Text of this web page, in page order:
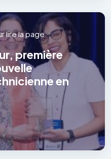
lire la page
première
en